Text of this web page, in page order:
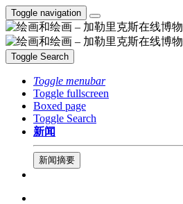
Toggle navigation
Toggle Search
Toggle menubar
Toggle fullscreen
Boxed page
Toggle Search
新闻
新闻摘要